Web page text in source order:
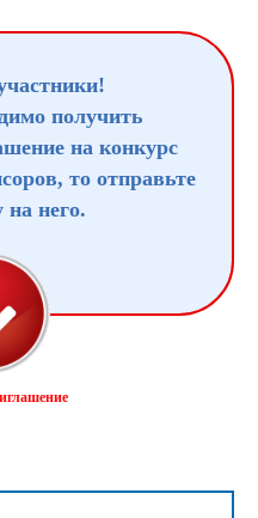
получить
на конкурс
то отправьте
на него.